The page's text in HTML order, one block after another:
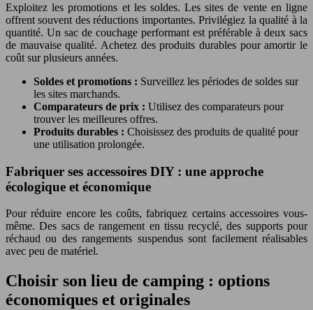
Exploitez les promotions et les soldes. Les sites de vente en ligne
offrent souvent des réductions importantes. Privilégiez la qualité à la
quantité. Un sac de couchage performant est préférable à deux sacs
de mauvaise qualité. Achetez des produits durables pour amortir le
coût sur plusieurs années.
Soldes et promotions : Surveillez les périodes de soldes sur
les sites marchands.
Comparateurs de prix : Utilisez des comparateurs pour
trouver les meilleures offres.
Produits durables : Choisissez des produits de qualité pour
une utilisation prolongée.
Fabriquer ses accessoires DIY : une approche
écologique et économique
Pour réduire encore les coûts, fabriquez certains accessoires vous-
même. Des sacs de rangement en tissu recyclé, des supports pour
réchaud ou des rangements suspendus sont facilement réalisables
avec peu de matériel.
Choisir son lieu de camping : options
économiques et originales